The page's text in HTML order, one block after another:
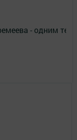
- одним